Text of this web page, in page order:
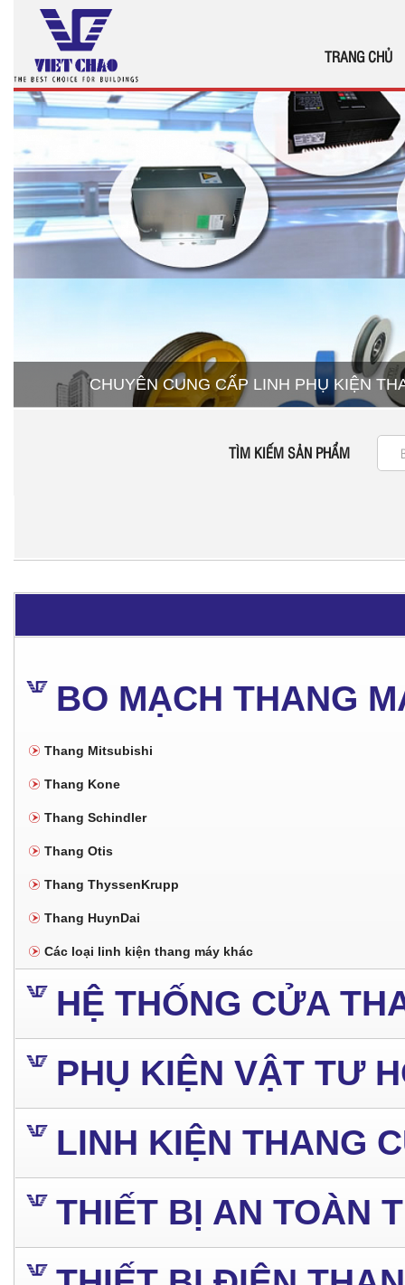
TRANG CHỦ
CHUYÊN CUNG CẤP LINH PHỤ KIỆN
TÌM KIẾM SẢN PHẨM
BO MẠCH THANG
Thang Mitsubishi
Thang Kone
Thang Schindler
Thang Otis
Thang ThyssenKrupp
Thang HuynDai
Các loại linh kiện thang máy khác
HỆ THỐNG CỬA
PHỤ KIỆN VẬT TƯ
LINH KIỆN THANG
THIẾT BỊ AN TOÀN